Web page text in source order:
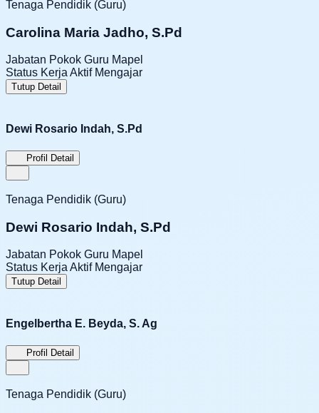
Tenaga Pendidik (Guru)
Carolina Maria Jadho, S.Pd
Jabatan Pokok Guru Mapel
Status Kerja Aktif Mengajar
Tutup Detail
Dewi Rosario Indah, S.Pd
Profil Detail
Tenaga Pendidik (Guru)
Dewi Rosario Indah, S.Pd
Jabatan Pokok Guru Mapel
Status Kerja Aktif Mengajar
Tutup Detail
Engelbertha E. Beyda, S. Ag
Profil Detail
Tenaga Pendidik (Guru)